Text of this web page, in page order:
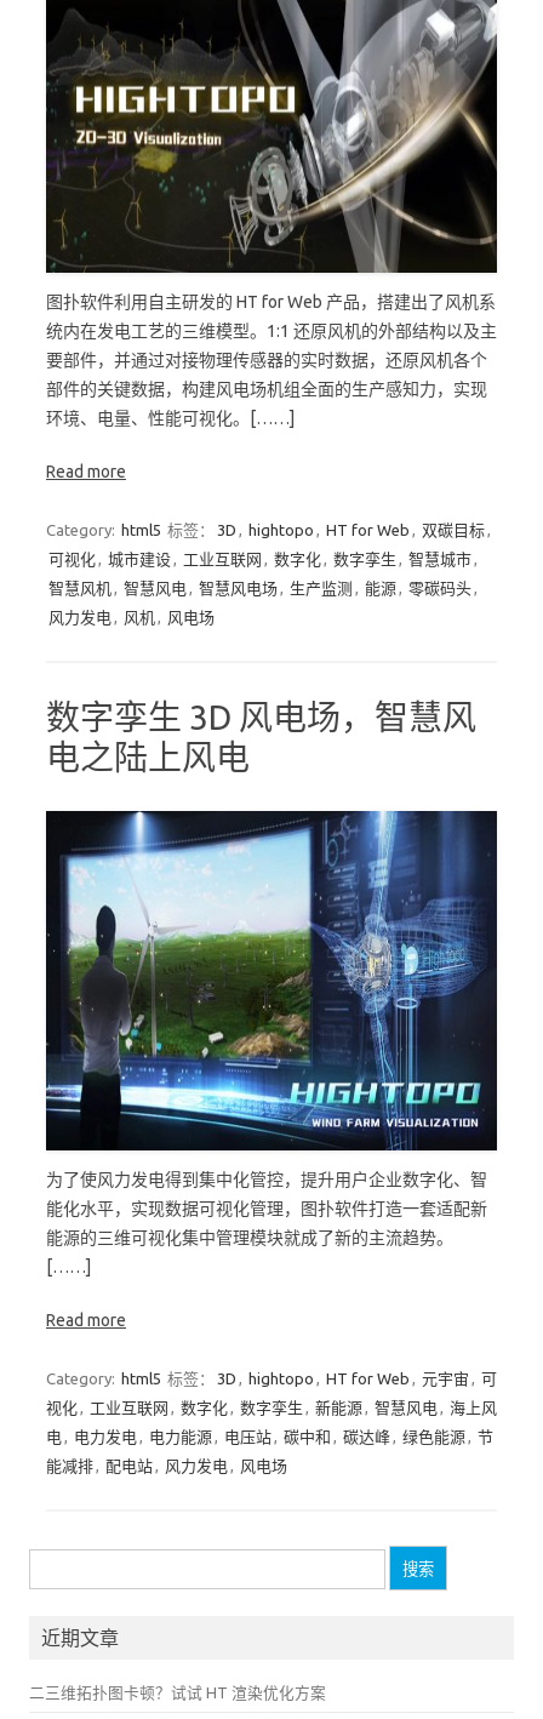
图扑软件利用自主研发的 HT for Web 产品，搭建出了风机系
统内在发电工艺的三维模型。1:1 还原风机的外部结构以及主
要部件，并通过对接物理传感器的实时数据，还原风机各个
部件的关键数据，构建风电场机组全面的生产感知力，实现
环境、电量、性能可视化。[……]
Read more
Category: html5 标签： 3D , hightopo , HT for Web , 双碳目标,
可视化, 城市建设, 工业互联网 , 数字化, 数字孪生 , 智慧城市,
智慧风机, 智慧风电, 智慧风电场, 生产监测 , 能源, 零碳码头,
风力发电, 风机, 风电场
数字孪生 3D 风电场，智慧风
电之陆上风电
为了使风力发电得到集中化管控，提升用户企业数字化、智
能化水平，实现数据可视化管理，图扑软件打造一套适配新
能源的三维可视化集中管理模块就成了新的主流趋势。
[……]
Read more
Category: html5 标签： 3D , hightopo , HT for Web , 元宇宙 , 可
视化, 工业互联网 , 数字化, 数字孪生 , 新能源, 智慧风电, 海上风
电, 电力发电, 电力能源, 电压站, 碳中和 , 碳达峰, 绿色能源, 节
能减排, 配电站, 风力发电, 风电场
索：
近期文章
二三维拓扑图卡顿？试试 HT 渲染优化方案